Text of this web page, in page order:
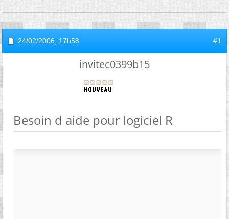
24/02/2006, 17h58 #1
invitec0399b15
Besoin d aide pour logiciel R